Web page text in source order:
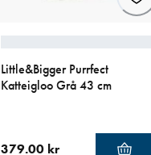
Little&Bigger Purrfect
Katteigloo Grå 43 cm
379.00 kr